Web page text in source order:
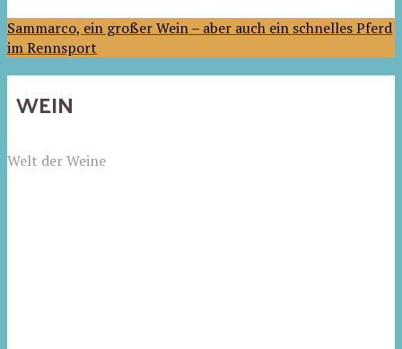
Sammarco, ein großer Wein – aber auch ein schnelles Pferd
im Rennsport
WEIN
Welt der Weine